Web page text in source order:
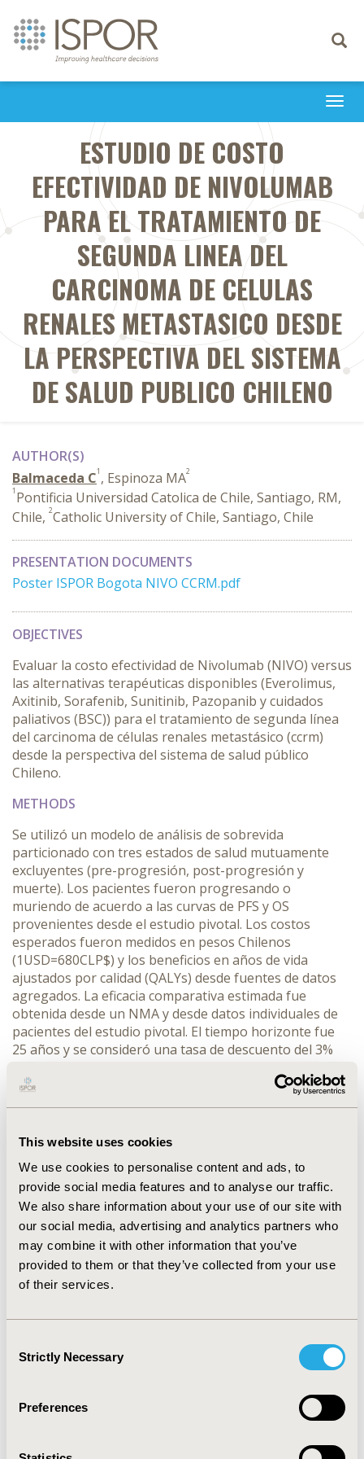
This website uses cookies
We use cookies to personalise content and ads, to
provide social media features and to analyse our traffic.
We also share information about your use of our site with
our social media, advertising and analytics partners who
may combine it with other information that you’ve
provided to them or that they’ve collected from your use
of their services.
Selection
Strictly Necessary
Preferences
Toggle
ESTUDIO DE COSTO
EFECTIVIDAD DE NIVOLUMAB
PARA EL TRATAMIENTO DE
SEGUNDA LINEA DEL
CARCINOMA DE CELULAS
RENALES METASTASICO DESDE
LA PERSPECTIVA DEL SISTEMA
DE SALUD PUBLICO CHILENO
AUTHOR(S)
Balmaceda C1 , Espinoza MA2
1 Pontificia Universidad Catolica de Chile, Santiago, RM,
Chile, 2Catholic University of Chile, Santiago, Chile
PRESENTATION DOCUMENTS
Poster ISPOR Bogota NIVO CCRM.pdf
OBJECTIVES
Evaluar la costo efectividad de Nivolumab (NIVO) versus
las alternativas terapéuticas disponibles (Everolimus,
Axitinib, Sorafenib, Sunitinib, Pazopanib y cuidados
paliativos (BSC)) para el tratamiento de segunda línea
del carcinoma de células renales metastásico (ccrm)
desde la perspectiva del sistema de salud público
Chileno.
METHODS
Se utilizó un modelo de análisis de sobrevida
particionado con tres estados de salud mutuamente
excluyentes (pre-progresión, post-progresión y
muerte). Los pacientes fueron progresando o
muriendo de acuerdo a las curvas de PFS y OS
provenientes desde el estudio pivotal. Los costos
esperados fueron medidos en pesos Chilenos
(1USD=680CLP$) y los beneficios en años de vida
ajustados por calidad (QALYs) desde fuentes de datos
agregados. La eficacia comparativa estimada fue
obtenida desde un NMA y desde datos individuales de
pacientes del estudio pivotal. El tiempo horizonte fue
25 años y se consideró una tasa de descuento del 3%
sensibilidad probabilístico para tomar en cuenta la
incertidumbre de segundo orden.
RESULTS
Sunitinib, Everolimus y Axitinib fueron alternativas
dominadas extendidamente por Nivolumab, quien
también generó 1,01 QALY más y un costo total mayor
que BSC, siendo la alternativa más eficiente de las
evaluadas. Para el escenario base, se estimó un ICER
promedio para NIVO de USD$150.612/QALY en el
escenario incremental y de USD$120.312/QALY versus
BSC. El ICER de NIVO versus BSC fue más sensible al
NIVO fue la alternativa más eficiente pero al precio
evaluado, este no puede ser una alternativa costo
efectiva para el sistema de salud público Chileno.